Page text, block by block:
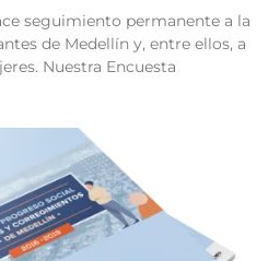
seguimiento permanente a la
de Medellín y, entre ellos, a
Nuestra Encuesta